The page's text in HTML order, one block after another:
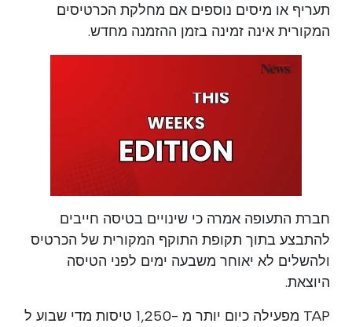
תעריף או מיסים נוספים אם מחלקת הכרטיסים
המקורית אינה זמינה בזמן ההזמנה מחדש.
חברת התעופה אמרה כי שינויים בטיסה חייבים
להתבצע בתוך תקופת התוקף המקורית של הכרטיס
ולהשלים לא יאוחר משבעה ימים לפני הטיסה
היוצאת.
TAP מפעילה כיום יותר מ -1,250 טיסות מדי שבוע ל